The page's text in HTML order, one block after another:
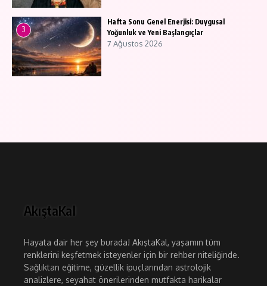
3
Hafta Sonu Genel Enerjisi: Duygusal
Yoğunluk ve Yeni Başlangıçlar
7 Ağustos 2026
AkıştaKal
Hayata dair her şey burada! AkıştaKal, yaşamın tüm
renklerini keşfetmek isteyenler için bir rehber niteliğinde.
Sağlıktan eğitime, güzellik ipuçlarından astrolojik
analizlere, seyahat önerilerinden mutfakta harikalar